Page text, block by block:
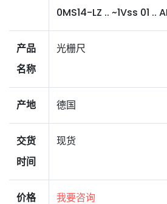
0MS14-LZ .. ~1Vss 01 ..
产品
名称
光栅尺
产地 德国
交货
时间
现货
价格 我要咨询